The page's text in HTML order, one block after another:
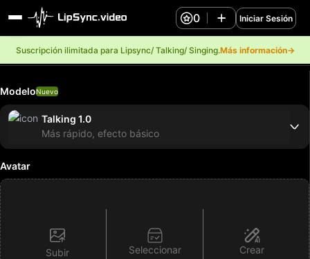
Suscripción ilimitada para Lipsync/ Talking/ Singing.Más información→
0 Iniciar Sesión
ModeloNuevo
Talking 1.0
Más rápido, efecto básico
Avatar
Subir Seleccionar Crear